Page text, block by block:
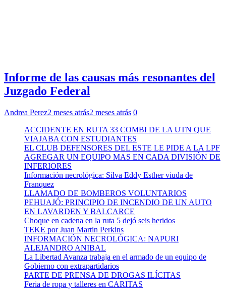
Informe de las causas más resonantes del
Juzgado Federal
Andrea Perez2 meses atrás2 meses atrás 0
ACCIDENTE EN RUTA 33 COMBI DE LA UTN QUE
VIAJABA CON ESTUDIANTES
EL CLUB DEFENSORES DEL ESTE LE PIDE A LA LPF
AGREGAR UN EQUIPO MAS EN CADA DIVISIÓN DE
INFERIORES
Información necrológica: Silva Eddy Esther viuda de
Franquez
LLAMADO DE BOMBEROS VOLUNTARIOS
PEHUAJÓ: PRINCIPIO DE INCENDIO DE UN AUTO
EN LAVARDEN Y BALCARCE
Choque en cadena en la ruta 5 dejó seis heridos
TEKE por Juan Martin Perkins
INFORMACIÓN NECROLÓGICA: NAPURI
ALEJANDRO ANIBAL
La Libertad Avanza trabaja en el armado de un equipo de
Gobierno con extrapartidarios
PARTE DE PRENSA DE DROGAS ILÍCITAS
Feria de ropa y talleres en CARITAS